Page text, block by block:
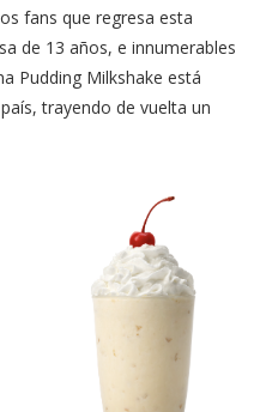
fans que regresa esta
de 13 años, e innumerables
Pudding Milkshake está
trayendo de vuelta un